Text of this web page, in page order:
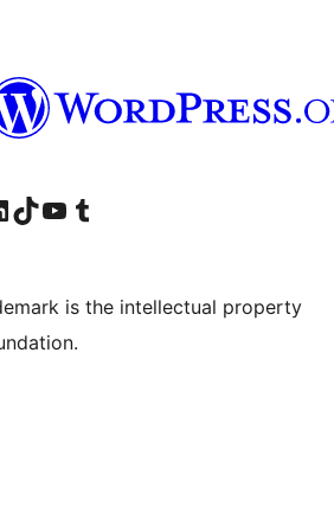
bezoeken
account
ons LinkedIn account
Bezoek ons TikTok account
Bezoek ons YouTube kanaalBezoek ons Tumblr account
is the intellectual property